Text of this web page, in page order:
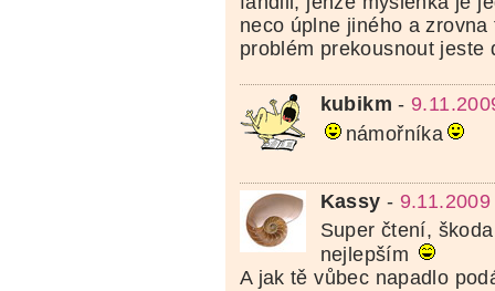
neco úplne jiného a
problém prekousnout jeste
kubikm -
námořníka
Kassy -
Super čtení,
nejlepším
A jak tě vůbec napadlo